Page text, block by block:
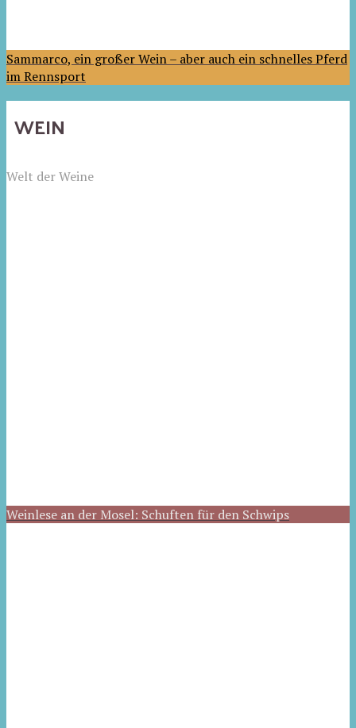
Sammarco, ein großer Wein – aber auch ein schnelles Pferd
im Rennsport
WEIN
Welt der Weine
Weinlese an der Mosel: Schuften für den Schwips